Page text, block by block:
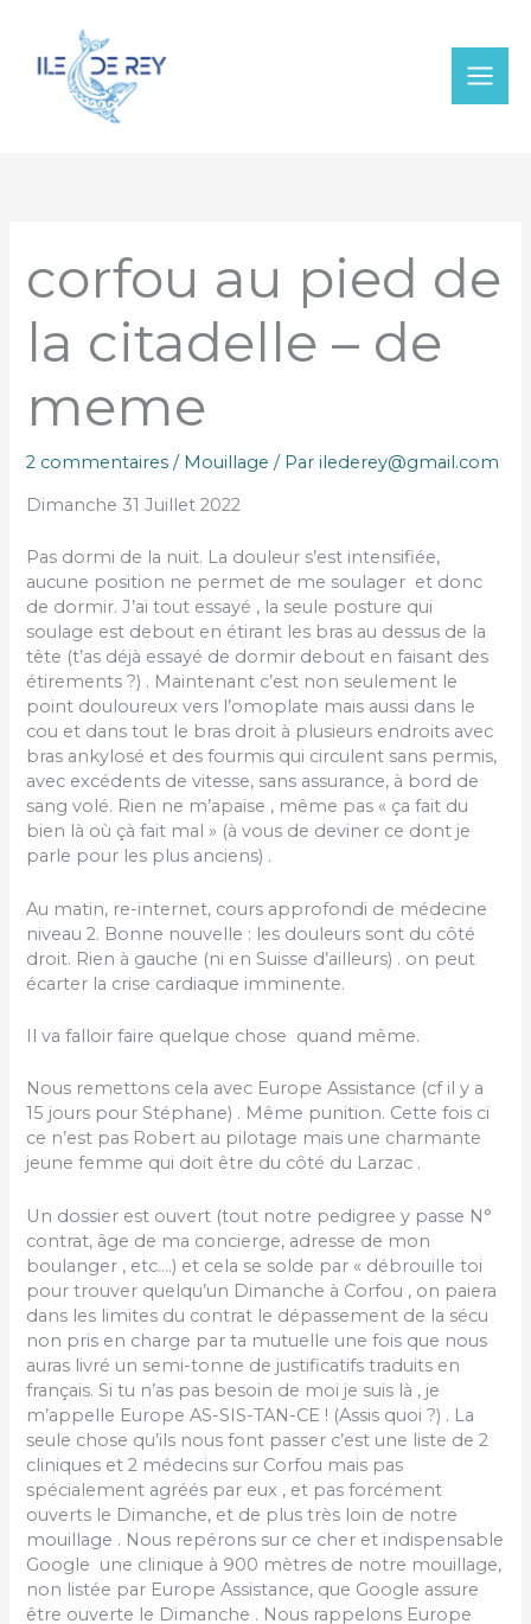
contenu
corfou au pied de
la citadelle – de
meme
2 commentaires / Mouillage / Parilederey@gmail.com
Dimanche 31 Juillet 2022
Pas dormi de la nuit. La douleur s’est intensifiée,
aucune position ne permet de me soulager et donc
de dormir. J’ai tout essayé , la seule posture qui
soulage est debout en étirant les bras au dessus de la
tête (t’as déjà essayé de dormir debout en faisant des
étirements ?) . Maintenant c’est non seulement le
point douloureux vers l’omoplate mais aussi dans le
cou et dans tout le bras droit à plusieurs endroits avec
bras ankylosé et des fourmis qui circulent sans permis,
avec excédents de vitesse, sans assurance, à bord de
sang volé. Rien ne m’apaise , même pas « ça fait du
bien là où çà fait mal » (à vous de deviner ce dont je
parle pour les plus anciens) .
Au matin, re-internet, cours approfondi de médecine
niveau 2. Bonne nouvelle : les douleurs sont du côté
droit. Rien à gauche (ni en Suisse d’ailleurs) . on peut
écarter la crise cardiaque imminente.
Il va falloir faire quelque chose quand même.
Nous remettons cela avec Europe Assistance (cf il y a
15 jours pour Stéphane) . Même punition. Cette fois ci
ce n’est pas Robert au pilotage mais une charmante
jeune femme qui doit être du côté du Larzac .
Un dossier est ouvert (tout notre pedigree y passe N°
contrat, âge de ma concierge, adresse de mon
boulanger , etc….) et cela se solde par « débrouille toi
pour trouver quelqu’un Dimanche à Corfou , on paiera
dans les limites du contrat le dépassement de la sécu
non pris en charge par ta mutuelle une fois que nous
auras livré un semi-tonne de justificatifs traduits en
français. Si tu n’as pas besoin de moi je suis là , je
m’appelle Europe AS-SIS-TAN-CE ! (Assis quoi ?) . La
seule chose qu’ils nous font passer c’est une liste de 2
cliniques et 2 médecins sur Corfou mais pas
spécialement agréés par eux , et pas forcément
ouverts le Dimanche, et de plus très loin de notre
mouillage . Nous repérons sur ce cher et indispensable
Google une clinique à 900 mètres de notre mouillage,
non listée par Europe Assistance, que Google assure
être ouverte le Dimanche . Nous rappelons Europe